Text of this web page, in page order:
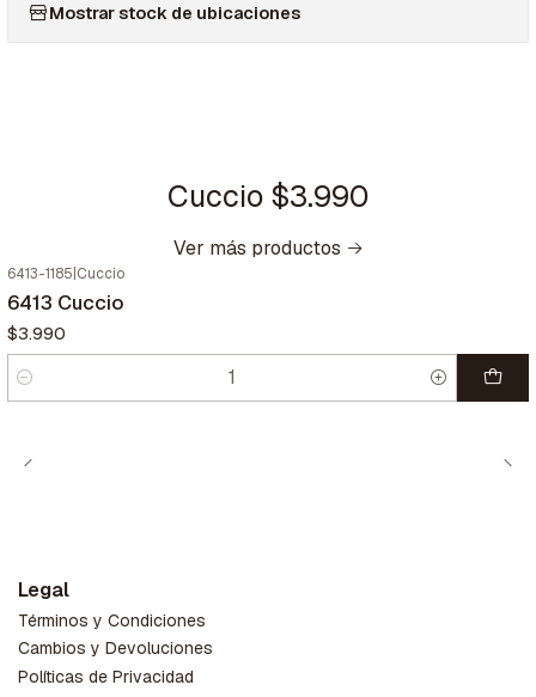
Mostrar stock de ubicaciones
Cuccio $3.990
Ver más productos
6413-1185 Cuccio
6413 Cuccio
$3.990
Cantidad
Legal
Términos y Condiciones
Cambios y Devoluciones
Políticas de Privacidad